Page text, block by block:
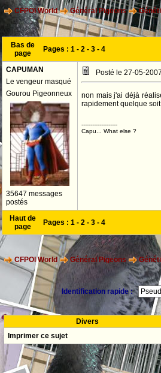
CFPOI World Général Pigeons
Bas de
page
Pages : 1 - 2 - 3 - 4
CAPUMAN
Le vengeur masqué
Gourou Pigeonneux
35647 messages
postés
Posté le 27-05-
non mais j'ai déjà
rapidement quelque
--------------------
Capu... What else ?
Haut de
page
Pages : 1 - 2 - 3 - 4
CFPOI World Général Pigeons
Identification rapide :
Divers
Imprimer ce sujet